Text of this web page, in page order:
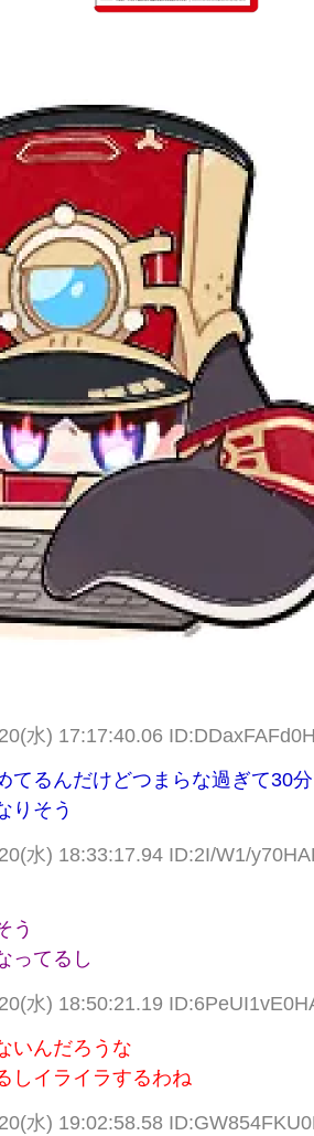
水) 17:17:40.06
てるんだけどつまらな過ぎて30
りそう
水) 18:33:17.94 ID:2I/W1/
う
ってるし
水) 18:50:21.19
いんだろうな
しイライラするわね
水) 19:02:58.58